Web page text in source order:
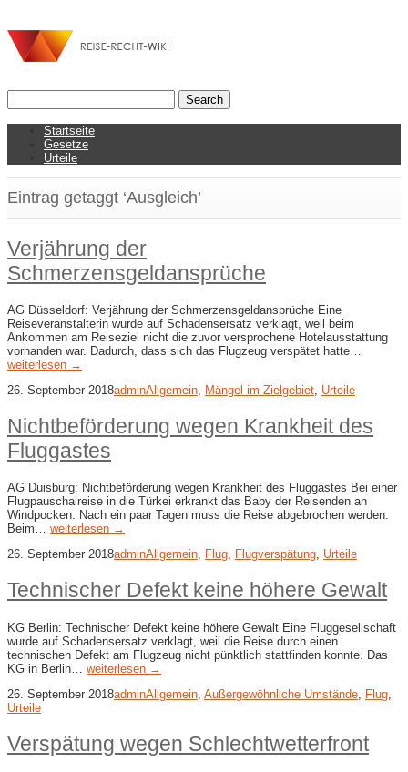
Startseite
Gesetze
Urteile
Eintrag getaggt ‘Ausgleich’
Verjährung der
Schmerzensgeldansprüche
AG Düsseldorf: Verjährung der Schmerzensgeldansprüche Eine
Reiseveranstalterin wurde auf Schadensersatz verklagt, weil beim
Ankommen am Reiseziel nicht die zuvor versprochene Hotelausstattung
vorhanden war. Dadurch, dass sich das Flugzeug verspätet hatte…
weiterlesen →
26. September 2018adminAllgemein, Mängel im Zielgebiet, Urteile
Nichtbeförderung wegen Krankheit des
Fluggastes
AG Duisburg: Nichtbeförderung wegen Krankheit des Fluggastes Bei einer
Flugpauschalreise in die Türkei erkrankt das Baby der Reisenden an
Windpocken. Nach ein paar Tagen muss die Reise abgebrochen werden.
Beim… weiterlesen →
26. September 2018adminAllgemein, Flug, Flugverspätung, Urteile
Technischer Defekt keine höhere Gewalt
KG Berlin: Technischer Defekt keine höhere Gewalt Eine Fluggesellschaft
wurde auf Schadensersatz verklagt, weil die Reise durch einen
technischen Defekt am Flugzeug nicht pünktlich stattfinden konnte. Das
KG in Berlin… weiterlesen →
26. September 2018adminAllgemein Außergewöhnliche Umstände Flug
Urteile
Verspätung wegen Schlechtwetterfront